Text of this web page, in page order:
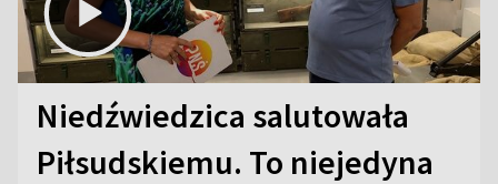
Niedźwiedzica salutowała
Piłsudskiemu. To niejedyna